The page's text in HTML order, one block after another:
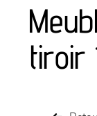
séjours
meubles de
tiroir